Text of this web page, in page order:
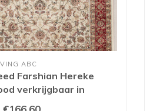
ABC
Farshian Hereke
verkrijgbaar in
afmetingen